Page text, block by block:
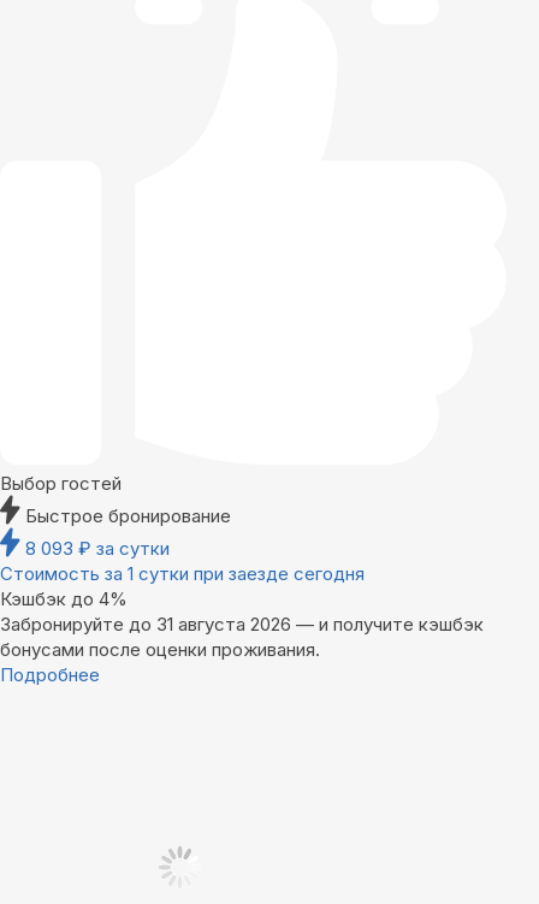
Выбор гостей
Быстрое бронирование
8 093 ₽ за сутки
Стоимость за 1 сутки при заезде сегодня
Кэшбэк до 4%
Забронируйте до 31 августа 2026 — и получите кэшбэк
бонусами после оценки проживания.
Подробнее